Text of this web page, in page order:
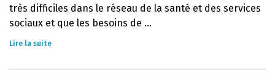
très difficiles dans le réseau de la santé et des services
sociaux et que les besoins de ...
Lire la suite